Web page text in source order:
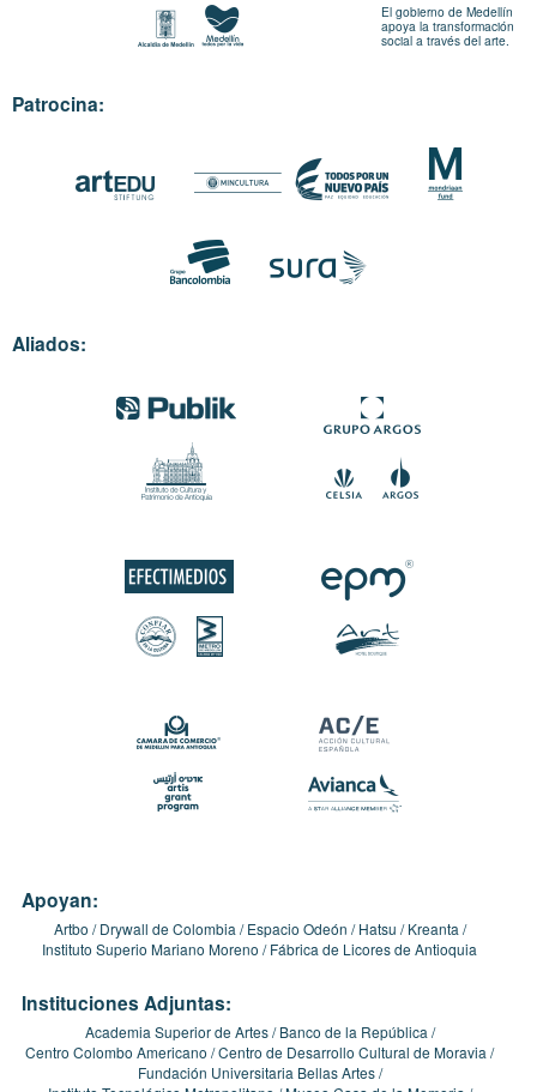
El gobierno de Medellín
apoya la transformación
social a través del arte.
Patrocina:
Aliados:
Apoyan:
Artbo Drywall de Colombia Espacio Odeón Hatsu
Kreanta
Instituto Superio Mariano Moreno
Fábrica de Licores de Antioquia
Instituciones Adjuntas:
Academia Superior de Artes
Banco de la República
Centro Colombo Americano Centro de Desarrollo Cultural de Moravia
Fundación Universitaria Bellas Artes